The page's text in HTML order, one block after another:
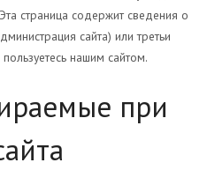
страница содержит сведения о
сайта) или третьи
нашим сайтом.
при